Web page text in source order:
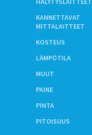
KANNETTAVAT
MITTALAITTEET
KOSTEUS
LÄMPÖTILA
MUUT
PAINE
PINTA
PITOISUUS